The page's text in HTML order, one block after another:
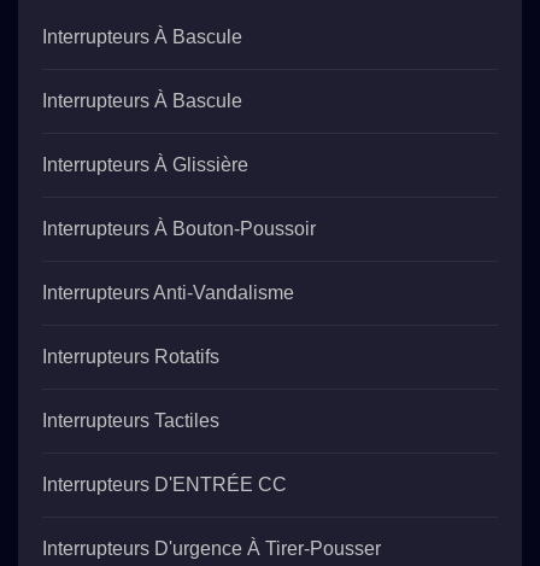
Interrupteurs À Bascule
Interrupteurs À Bascule
Interrupteurs À Glissière
Interrupteurs À Bouton-Poussoir
Interrupteurs Anti-Vandalisme
Interrupteurs Rotatifs
Interrupteurs Tactiles
Interrupteurs D'ENTRÉE CC
Interrupteurs D'urgence À Tirer-Pousser